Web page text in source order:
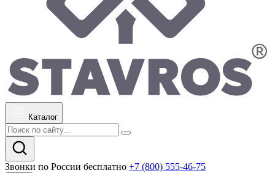
Каталог
Звонки по России бесплатно +7 (800) 555-46-75